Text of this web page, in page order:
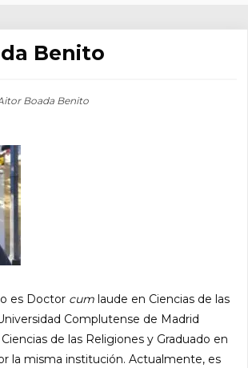
Benito
Boada Benito
es Doctor cumlaude en Ciencias de las
Complutense de Madrid
de las Religiones y Graduado en
la misma institución. Actualmente, es